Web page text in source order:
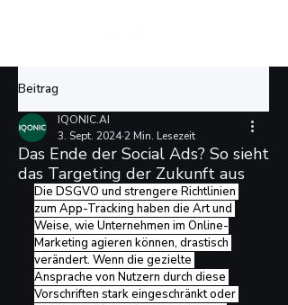
Beitrag
Das Ende der Social Ads? So sieht
das Targeting der Zukunft aus
IQONIC.AI
3. Sept. 20242 Min. Lesezeit
Die DSGVO und strengere Richtlinien
zum App-Tracking haben die Art und
Weise, wie Unternehmen im Online-
Marketing agieren können, drastisch
verändert. Wenn die gezielte
Ansprache von Nutzern durch diese
Vorschriften stark eingeschränkt oder